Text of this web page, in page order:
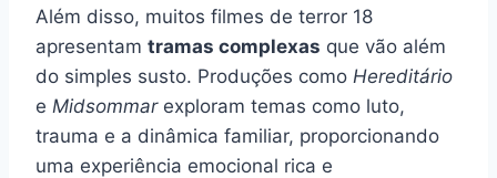
Além disso, muitos filmes de terror 18
apresentam tramas complexas que vão além
do simples susto. Produções como Hereditário
e Midsommarexploram temas como luto,
trauma e a dinâmica familiar, proporcionando
uma experiência emocional rica e